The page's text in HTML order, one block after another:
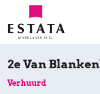
2e Van
Verhuurd